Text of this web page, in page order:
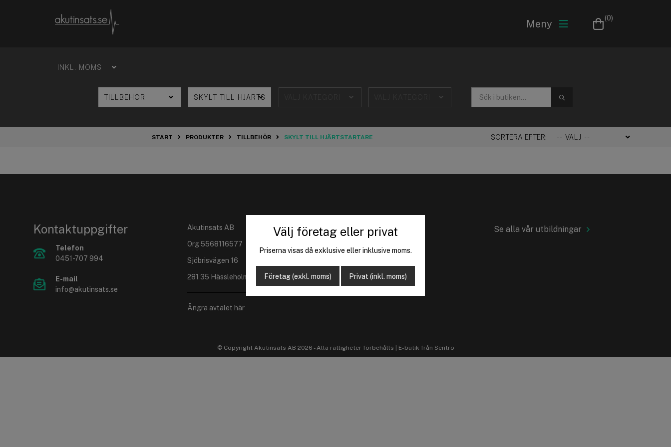
Meny
(0)
START PRODUKTER TILLBEHÖR SKYLT TILL HJÄRTSTARTARE SORTERA EFTER:
Kontaktuppgifter
Telefon
0451-707 994
E-mail
info@akutinsats.se
Akutinsats AB
Org 5568116577
Sjöbrisvägen 16
281 35 Hässleholm
Ångra avtalet här
Se alla vår utbildningar
© Copyright Akutinsats AB 2026 - Alla rättigheter förbehålls | E-butik från Sentro
Välj företag eller privat
Priserna visas då exklusive eller inklusive moms.
Företag (exkl. moms) Privat (inkl. moms)